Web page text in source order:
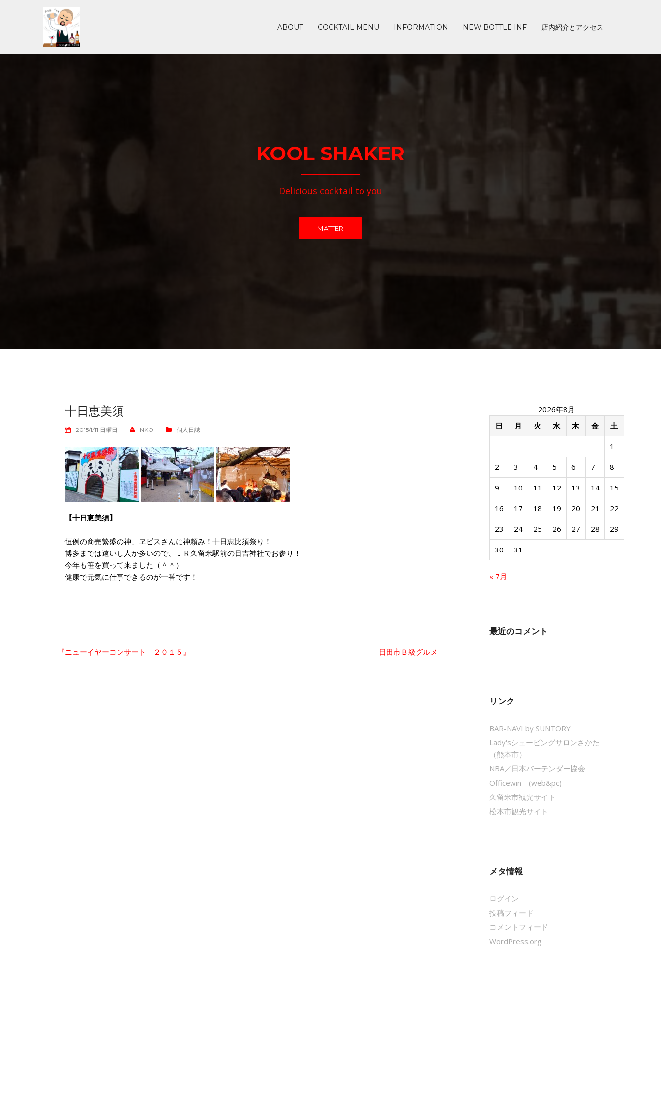
ツ
ABOUT COCKTAIL MENU INFORMATION NEW BOTTLE INF 店内紹介とアクセス
KOOL SHAKER
Delicious cocktail to you
MATTER
十日恵美須
2015/1/11 日曜日 NKO 個人日誌
【十日恵美須】
恒例の商売繁盛の神、ヱビスさんに神頼み！十日恵比須祭り！
博多までは遠いし人が多いので、ＪＲ久留米駅前の日吉神社でお参り！
今年も笹を買って来ました（＾＾）
健康で元気に仕事できるのが一番です！
投
『ニューイヤーコンサート ２０１５』 日田市Ｂ級グルメ
2026年8月
日
月 火 水 木 金 土
1
2 3 4 5 6 7 8
9 10 11 12 13 14 15
16 17 18 19 20 21 22
23 24 25 26 27 28 29
30 31
« 7月
最近のコメント
リンク
BAR-NAVI by SUNTORY
Lady'sシェービングサロンさかた
（熊本市）
NBA／日本バーテンダー協会
Officewin (web&pc)
久留米市観光サイト
松本市観光サイト
メタ情報
ログイン
投稿フィード
コメントフィード
WordPress.org